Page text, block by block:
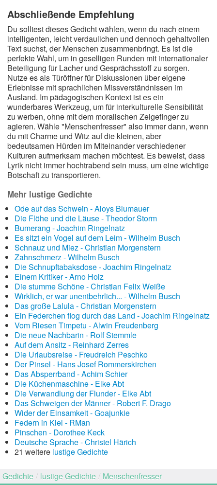
Abschließende Empfehlung
Du solltest dieses Gedicht wählen, wenn du nach einem
intelligenten, leicht verdaulichen und dennoch gehaltvollen
Text suchst, der Menschen zusammenbringt. Es ist die
perfekte Wahl, um in geselligen Runden mit internationaler
Beteiligung für Lacher und Gesprächsstoff zu sorgen.
Nutze es als Türöffner für Diskussionen über eigene
Erlebnisse mit sprachlichen Missverständnissen im
Ausland. Im pädagogischen Kontext ist es ein
wunderbares Werkzeug, um für interkulturelle Sensibilität
zu werben, ohne mit dem moralischen Zeigefinger zu
agieren. Wähle "Menschenfresser" also immer dann, wenn
du mit Charme und Witz auf die kleinen, aber
bedeutsamen Hürden im Miteinander verschiedener
Kulturen aufmerksam machen möchtest. Es beweist, dass
Lyrik nicht immer hochtrabend sein muss, um eine wichtige
Botschaft zu transportieren.
Mehr lustige Gedichte
Ode auf das Schwein - Aloys Blumauer
Die Flöhe und die Läuse - Theodor Storm
Bumerang - Joachim Ringelnatz
Es sitzt ein Vogel auf dem Leim - Wilhelm Busch
Schnauz und Miez - Christian Morgenstern
Zahnschmerz - Wilhelm Busch
Die Schnupftabaksdose - Joachim Ringelnatz
Einem Kritiker - Arno Holz
Die stumme Schöne - Christian Felix Weiße
Wirklich, er war unentbehrlich... - Wilhelm Busch
Das große Lalula - Christian Morgenstern
Ein Federchen flog durch das Land - Joachim Ringelnatz
Vom Riesen Timpetu - Alwin Freudenberg
Die neue Nachbarin - Rolf Stemmle
Auf dem Ansitz - Reinhard Zerres
Die Urlaubsreise - Freudreich Peschko
Der Pinsel - Hans Josef Rommerskirchen
Das Absperrband - Achim Schier
Die Küchenmaschine - Elke Abt
Die Verwandlung der Flunder - Elke Abt
Das Schweigen der Männer - Robert F. Drago
Wider der Einsamkeit - Goajunkie
Federn in Kiel - RMan
Pinschen - Dorothee Keck
Deutsche Sprache - Christel Härich
21 weitere lustige Gedichte
Gedichte / lustige Gedichte / Menschenfresser